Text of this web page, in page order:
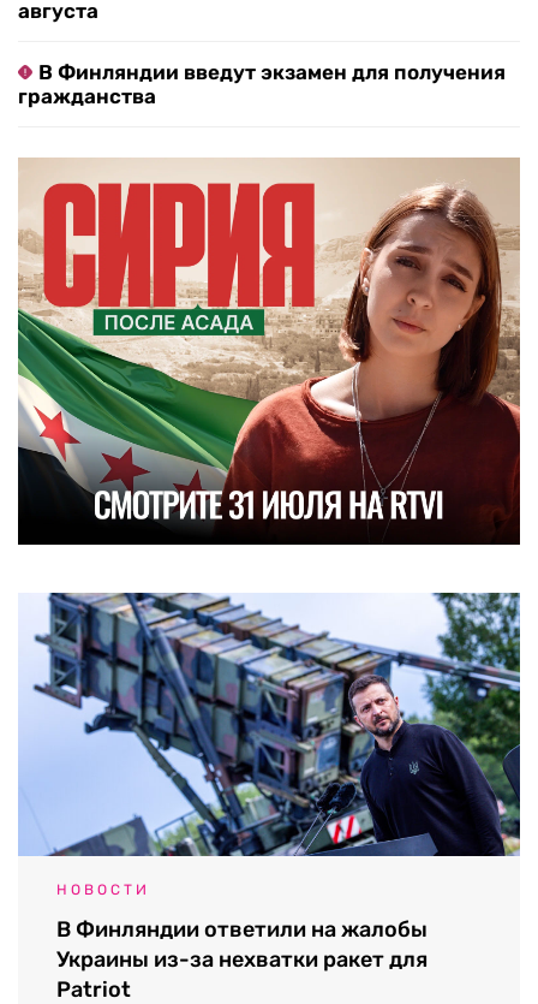
августа
В Финляндии введут экзамен для получения
гражданства
НОВОСТИ
В Финляндии ответили на жалобы
Украины из-за нехватки ракет для
Patriot